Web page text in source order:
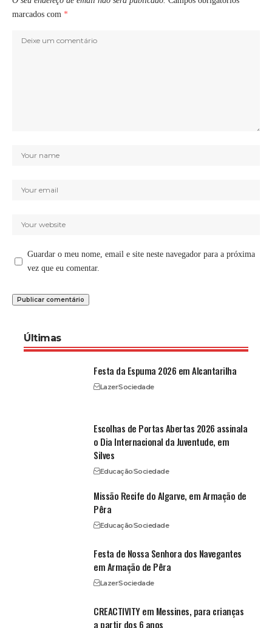
marcados com *
Guardar o meu nome, email e site neste navegador para a próxima
vez que eu comentar.
Últimas
Festa da Espuma 2026 em Alcantarilha
LazerSociedade
Escolhas de Portas Abertas 2026 assinala
o Dia Internacional da Juventude, em
Silves
EducaçãoSociedade
Missão Recife do Algarve, em Armação de
Pêra
EducaçãoSociedade
Festa de Nossa Senhora dos Navegantes
em Armação de Pêra
LazerSociedade
CREACTIVITY em Messines, para crianças
a partir dos 6 anos